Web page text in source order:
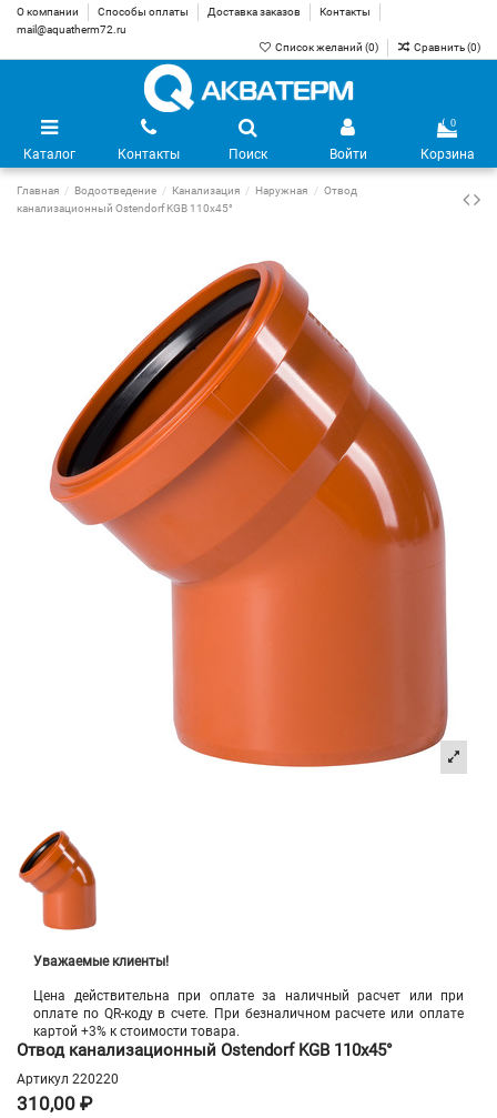
О компании Способы оплаты Доставка заказов
Контакты
mail@aquatherm72.ru
Список желаний (0) Сравнить (0)
Каталог Контакты Поиск Войти
0
Корзина
Главная Водоотведение Канализация Наружная
Отвод
канализационный Ostendorf KGB 110х45°
Уважаемые клиенты!
Цена действительна при оплате за наличный расчет или при
оплате по QR-коду в счете. При безналичном расчете или оплате
картой +3% к стоимости товара.
Отвод канализационный Ostendorf KGB 110х45°
Артикул 220220
310,00 ₽